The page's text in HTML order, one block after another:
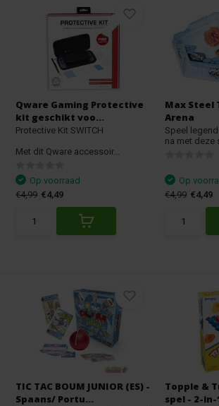
Qware Gaming Protective
kit geschikt voo...
Protective Kit SWITCH
Met dit Qware accessoir...
Op voorraad
€4,99 €4,49
Max Steel
Arena
Speel
na met deze
Op
€4,99 €4,49
TIC TAC BOUM JUNIOR (ES) -
Spaans/ Portu...
Topple &
spel - 2-in-